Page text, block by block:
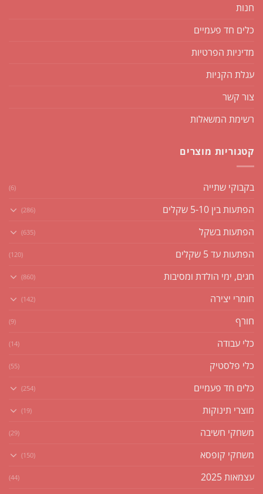
חנות
כלים חד פעמיים
מדיניות הפרטיות
עגלת הקניות
צור קשר
רשימת המשאלות
קטגוריות מוצרים
בקבוקי שתייה (6)
הפתעות בין 5-10 שקלים (286)
הפתעות בשקל (635)
הפתעות עד 5 שקלים (120)
חגים, ימי הולדת ומסיבות (860)
חומרי יצירה (142)
חורף (9)
כלי עבודה (14)
כלי פלסטיק (55)
כלים חד פעמיים (254)
מוצרי תינוקות (19)
משחקי חשיבה (29)
משחקי קופסא (150)
עצמאות 2025 (44)